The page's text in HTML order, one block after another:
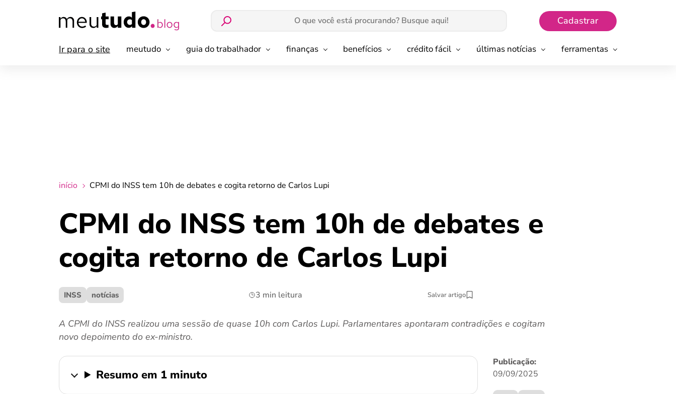
Cadastrar
Ir para o site meutudo guia do trabalhador finanças benefícios crédito fácil últimas notícias ferramentas
início CPMI do INSS tem 10h de debates e cogita retorno de Carlos Lupi
CPMI do INSS tem 10h de debates e
cogita retorno de Carlos Lupi
INSS notícias 3 min leitura Salvar artigo
A CPMI do INSS realizou uma sessão de quase 10h com Carlos Lupi. Parlamentares apontaram contradições e cogitam
novo depoimento do ex-ministro.
Resumo em 1 minuto
Publicação:
09/09/2025